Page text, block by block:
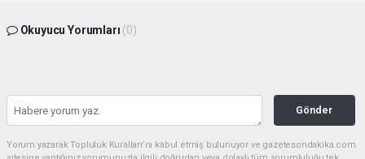
Okuyucu Yorumları (0)
Gönder
Yorum yazarak Topluluk Kuralları’nı kabul etmiş bulunuyor ve gazetesondakika.com